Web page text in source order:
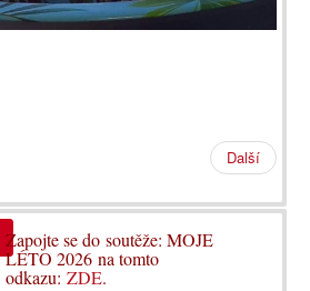
Další
Zapojte se do soutěže: MOJE
LÉTO 2026 na tomto
odkazu:ZDE.